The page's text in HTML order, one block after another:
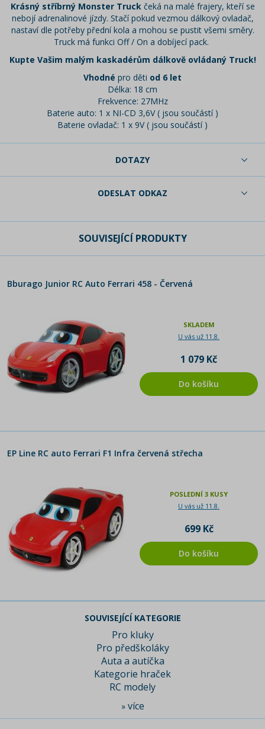
Krásný stříbrný Monster Truck čeká na malé frajery, kteří se
nebojí adrenalinové jízdy. Stačí pokud vezmou dálkový ovladač,
nastaví dle potřeby přední kola a mohou se pustit všemi směry.
Truck má funkci Off / On a dobíjecí pack.
Kupte Vašim malým kaskadérům dálkově ovládaný Truck!
Vhodné pro děti od 6 let
Délka: 18 cm
Frekvence: 27MHz
Baterie auto: 1 x NI-CD 3,6V ( jsou součástí )
Baterie ovladač: 1 x 9V ( jsou součástí )
DOTAZY
ODESLAT ODKAZ
SOUVISEJÍCÍ PRODUKTY
Bburago Junior RC Auto Ferrari 458 - Červená
SKLADEM
U vás už 11.8.
1 079 Kč
Do košíku
EP Line RC auto Ferrari F1 Infra červená střecha
POSLEDNÍ 3 KUSY
U vás už 11.8.
699 Kč
Do košíku
SOUVISEJÍCÍ KATEGORIE
Pro kluky
Pro předškoláky
Auta a autíčka
Kategorie hraček
RC modely
» více